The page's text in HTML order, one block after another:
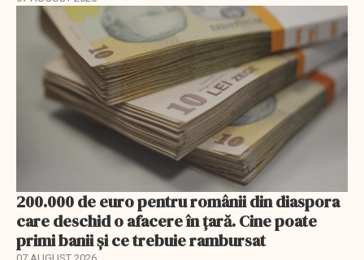
200.000 de euro pentru românii din diaspora
care deschid o afacere în țară. Cine poate
primi banii și ce trebuie rambursat